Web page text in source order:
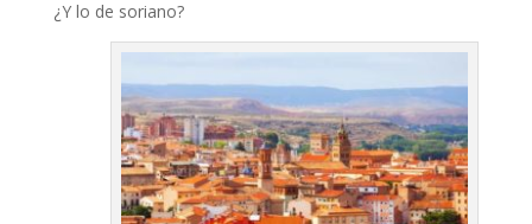
¿Y lo de soriano?